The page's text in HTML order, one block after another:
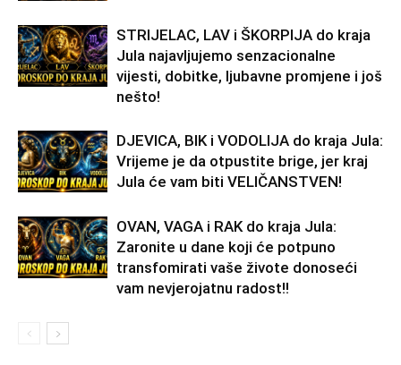
STRIJELAC, LAV i ŠKORPIJA do kraja
Jula najavljujemo senzacionalne
vijesti, dobitke, ljubavne promjene i još
nešto!
DJEVICA, BIK i VODOLIJA do kraja Jula:
Vrijeme je da otpustite brige, jer kraj
Jula će vam biti VELIČANSTVEN!
OVAN, VAGA i RAK do kraja Jula:
Zaronite u dane koji će potpuno
transfomirati vaše živote donoseći
vam nevjerojatnu radost!!